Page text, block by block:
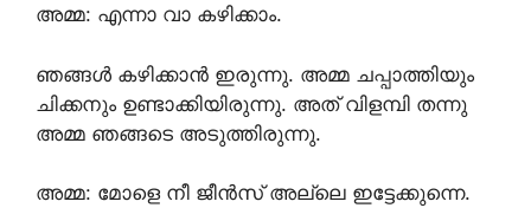
അമ്മ: എന്നാ വാ കഴിക്കാം.
ഞങ്ങൾ കഴിക്കാൻ ഇരുന്നു. അമ്മ ചപ്പാത്തിയും
ചിക്കനും ഉണ്ടാക്കിയിരുന്നു. അത് വിളമ്പി തന്നു
അമ്മ ഞങ്ങടെ അടുത്തിരുന്നു.
അമ്മ: മോളെ നീ ജീൻസ് അല്ലെ ഇട്ടേക്കുന്നെ.